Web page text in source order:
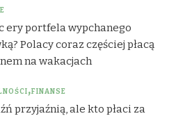
ery portfela wypchanego
Polacy coraz częściej płacą
na wakacjach
FINANSE
przyjaźnią, ale kto płaci za